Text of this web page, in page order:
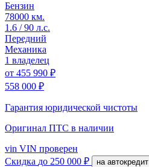
Бензин
78000 км.
1.6 / 90 л.с.
Передний
Механика
1 владелец
от 455 990 ₽
558 000 ₽
Гарантия юридической чистоты
Оригинал ПТС в наличии
vin VIN проверен
Скидка до 250 000 ₽ на автокредит